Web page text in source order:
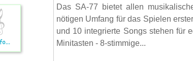
Das SA-77 bietet allen
nötigen Umfang für das Spielen
und 10 integrierte Songs stehen für
Minitasten - 8-stimmige...